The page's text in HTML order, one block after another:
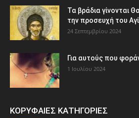
Τα βράδια γίνονται
την προσευχή του
24 Σεπτεμβρίου 2024
Για αυτούς που
1 Ιουλίου 2024
ΚΟΡΥΦΑΙΕΣ ΚΑΤΗΓΟΡΙΕΣ